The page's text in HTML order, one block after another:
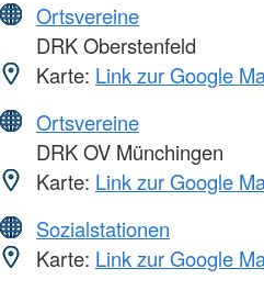
Ortsvereine
DRK Oberstenfeld
Karte: Link zur Google
Ortsvereine
DRK OV Münchingen
Karte: Link zur Google
Sozialstationen
Karte: Link zur Google